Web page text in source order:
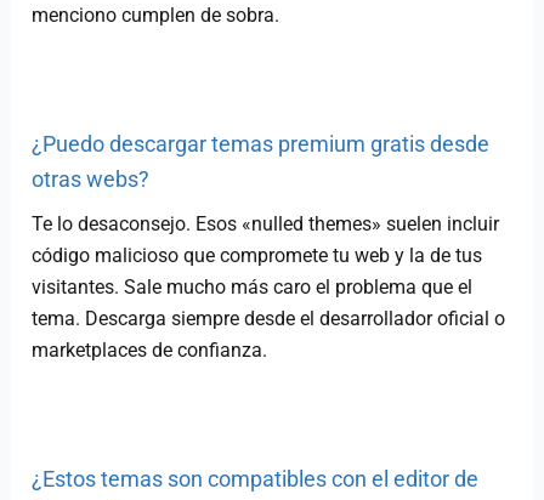
menciono cumplen de sobra.
¿Puedo descargar temas premium gratis desde
otras webs?
Te lo desaconsejo. Esos «nulled themes» suelen incluir
código malicioso que compromete tu web y la de tus
visitantes. Sale mucho más caro el problema que el
tema. Descarga siempre desde el desarrollador oficial o
marketplaces de confianza.
¿Estos temas son compatibles con el editor de